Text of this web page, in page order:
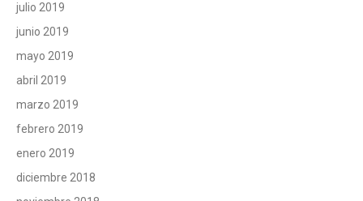
julio 2019
junio 2019
mayo 2019
abril 2019
marzo 2019
febrero 2019
enero 2019
diciembre 2018